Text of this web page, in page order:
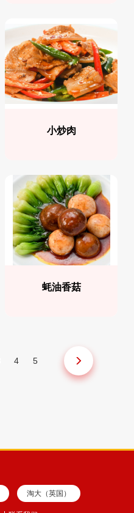
小炒肉
蚝油香菇
4 5
淘大（英国）